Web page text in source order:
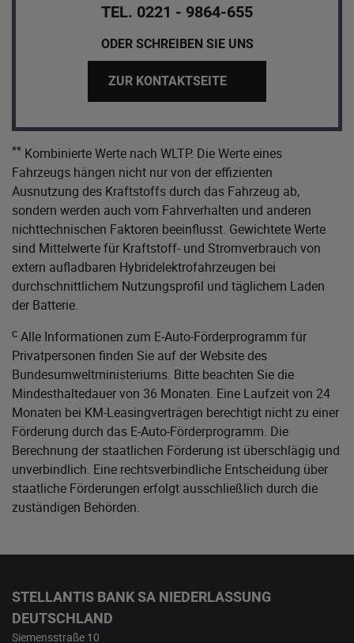
TEL. 0221 - 9864-655
ODER SCHREIBEN SIE UNS
ZUR KONTAKTSEITE
** Kombinierte Werte nach WLTP. Die Werte eines
Fahrzeugs hängen nicht nur von der effizienten
Ausnutzung des Kraftstoffs durch das Fahrzeug ab,
sondern werden auch vom Fahrverhalten und anderen
nichttechnischen Faktoren beeinflusst. Gewichtete Werte
sind Mittelwerte für Kraftstoff- und Stromverbrauch von
extern aufladbaren Hybridelektrofahrzeugen bei
durchschnittlichem Nutzungsprofil und täglichem Laden
der Batterie.
c Alle Informationen zum E-Auto-Förderprogramm für
Privatpersonen finden Sie auf der Website des
Bundesumweltministeriums. Bitte beachten Sie die
Mindesthaltedauer von 36 Monaten. Eine Laufzeit von 24
Monaten bei KM-Leasingverträgen berechtigt nicht zu einer
Förderung durch das E-Auto-Förderprogramm. Die
Berechnung der staatlichen Förderung ist überschlägig und
unverbindlich. Eine rechtsverbindliche Entscheidung über
staatliche Förderungen erfolgt ausschließlich durch die
zuständigen Behörden.
STELLANTIS BANK SA NIEDERLASSUNG
DEUTSCHLAND
Siemensstraße 10